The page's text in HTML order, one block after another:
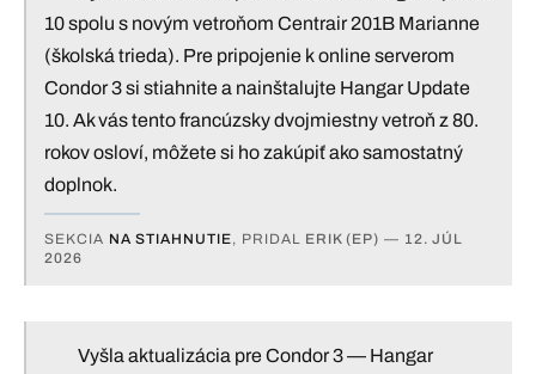
10 spolu s novým vetroňom Centrair 201B Marianne
(školská trieda). Pre pripojenie k online serverom
Condor 3 si stiahnite a nainštalujte Hangar Update
10. Ak vás tento francúzsky dvojmiestny vetroň z 80.
rokov osloví, môžete si ho zakúpiť ako samostatný
doplnok.
SEKCIA NA STIAHNUTIE, PRIDAL ERIK (EP) — 12. JÚL
2026
Vyšla aktualizácia pre Condor 3 — Hangar